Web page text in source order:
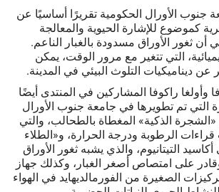
الأورال الحكومية تقريرًا أساسيًا عن
كموضوع للإشارة الحيوية والمعالجة
أن ثغور الأوراق مسدودة بالغبار الناعم.
التي تتغير مع مرور الوقت، يمكن
عن ديناميكيات التلوث البيئي في المدينة.
وأولغا راكوفا المشاركين في المنتدى أيضًا
التي تم تطويرها في جامعة جنوب الأورال
«الشجرة الذكية» المغطاة بالطحالب، والتي
الرطوبة ودرجة الحرارة، و«الطلاء
التيتانيوم، والذي يشبه ثغور الأوراق
على امتصاص أصغر الغبار، وكذلك جهاز
الصغيرة من الفورمالديهايد في الهواء